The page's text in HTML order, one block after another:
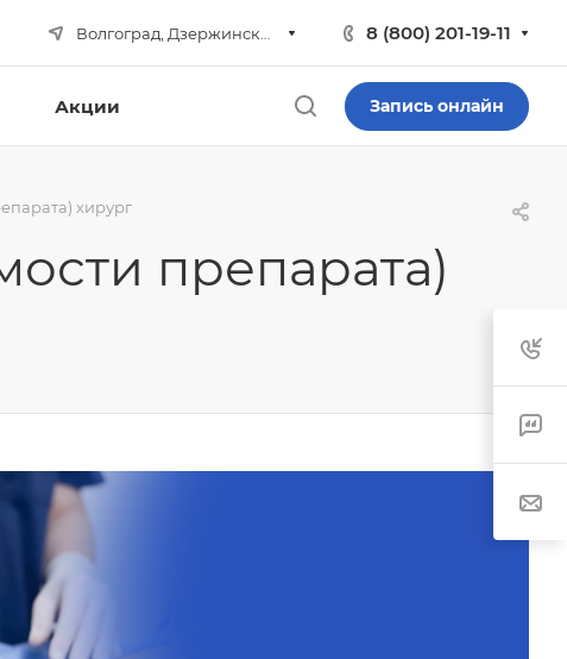
8 (800) 201-19-11
Акции Запись онлайн
хирург
препарата)